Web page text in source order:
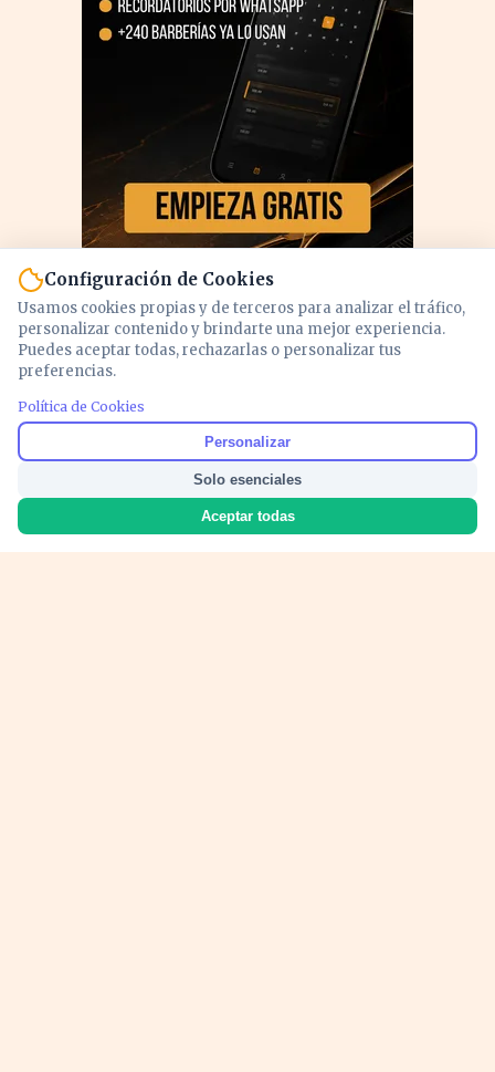
Configuración de Cookies
Usamos cookies propias y de terceros para analizar el tráfico,
personalizar contenido y brindarte una mejor experiencia.
Puedes aceptar todas, rechazarlas o personalizar tus
preferencias.
Política de Cookies
Personalizar
Solo esenciales
Aceptar todas